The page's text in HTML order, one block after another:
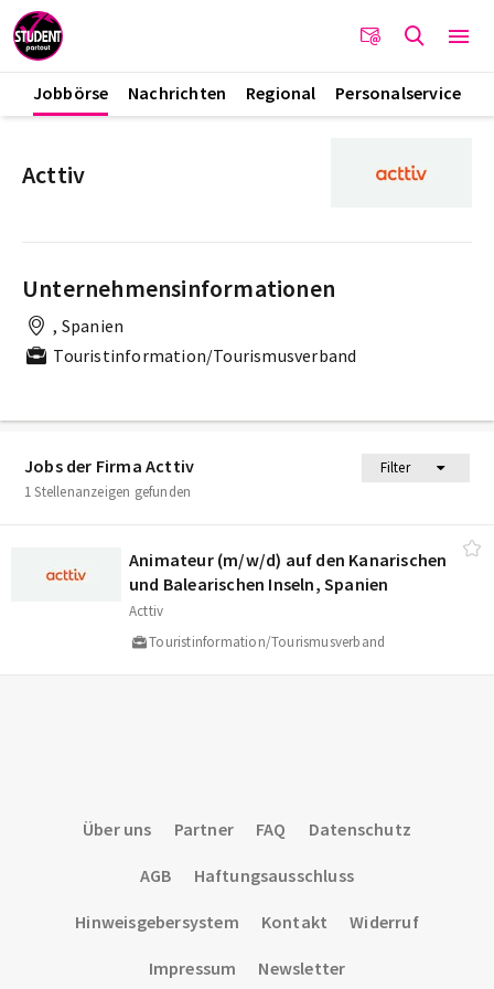
Jobbörse Nachrichten Regional Personalservice
Jobs der Firma Acttiv
Filter
1 Stellenanzeigen gefunden
Animateur (m/​w/​d) auf den Kanarischen
und Balearischen Inseln, Spanien
Acttiv
Touristinformation/Tourismusverband
Acttiv
Unternehmensinformationen
, Spanien
Touristinformation/Tourismusverband
Über uns Partner FAQ Datenschutz
AGB Haftungsausschluss
Hinweisgebersystem Kontakt Widerruf
Impressum Newsletter